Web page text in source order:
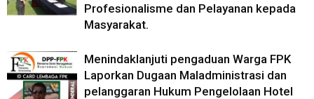
Profesionalisme dan Pelayanan kepada
Masyarakat.
Menindaklanjuti pengaduan Warga FPK
Laporkan Dugaan Maladministrasi dan
pelanggaran Hukum Pengelolaan Hotel